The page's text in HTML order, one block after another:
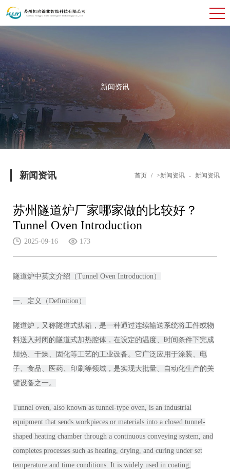
新闻资讯
新闻资讯 首页 / >新闻资讯 - 新闻资讯
苏州隧道炉厂家哪家做的比较好？
Tunnel Oven Introduction
2025-09-16 173
隧道炉中英文介绍（Tunnel Oven Introduction）
一、定义（Definition）
隧道炉，又称隧道式烘箱，是一种通过连续输送系统将工件或物
料送入封闭的隧道式加热腔体，在设定的温度、时间条件下完成
加热、干燥、固化等工艺的工业设备。它广泛应用于涂装、电
子、食品、医药、印刷等领域，是实现大批量、自动化生产的关
键设备之一。
Tunnel oven, also known as tunnel-type oven, is an industrial
equipment that sends workpieces or materials into a closed tunnel-
shaped heating chamber through a continuous conveying system, and
completes processes such as heating, drying, and curing under set
temperature and time conditions. It is widely used in coating,